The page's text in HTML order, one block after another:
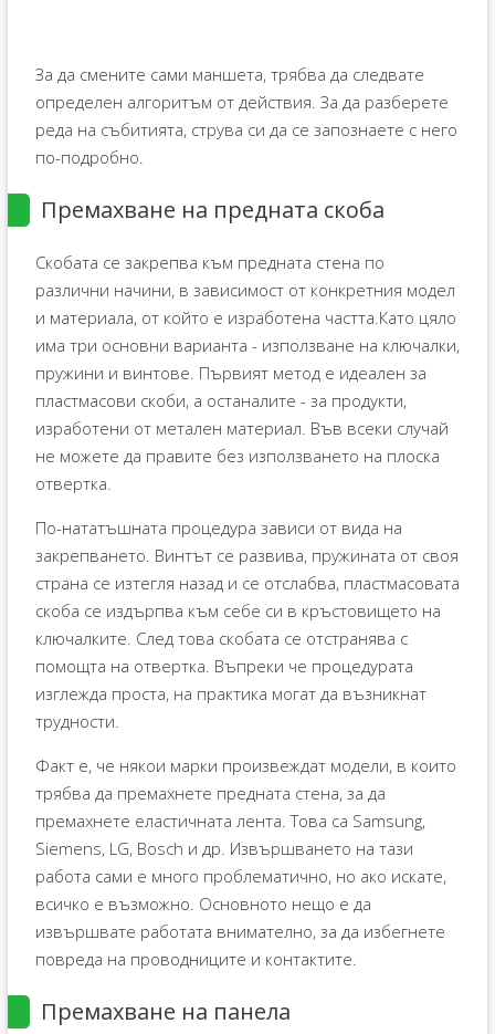
За да смените сами маншета, трябва да следвате
определен алгоритъм от действия. За да разберете
реда на събитията, струва си да се запознаете с него
по-подробно.
Премахване на предната скоба
Скобата се закрепва към предната стена по
различни начини, в зависимост от конкретния модел
и материала, от който е изработена частта.Като цяло
има три основни варианта - използване на ключалки,
пружини и винтове. Първият метод е идеален за
пластмасови скоби, а останалите - за продукти,
изработени от метален материал. Във всеки случай
не можете да правите без използването на плоска
отвертка.
По-нататъшната процедура зависи от вида на
закрепването. Винтът се развива, пружината от своя
страна се изтегля назад и се отслабва, пластмасовата
скоба се издърпва към себе си в кръстовището на
ключалките. След това скобата се отстранява с
помощта на отвертка. Въпреки че процедурата
изглежда проста, на практика могат да възникнат
трудности.
Факт е, че някои марки произвеждат модели, в които
трябва да премахнете предната стена, за да
премахнете еластичната лента. Това са Samsung,
Siemens, LG, Bosch и др. Извършването на тази
работа сами е много проблематично, но ако искате,
всичко е възможно. Основното нещо е да
извършвате работата внимателно, за да избегнете
повреда на проводниците и контактите.
Премахване на панела